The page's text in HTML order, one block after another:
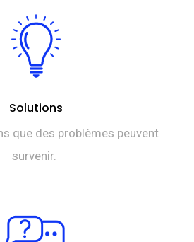
Solutions
que des problèmes peuvent
survenir.